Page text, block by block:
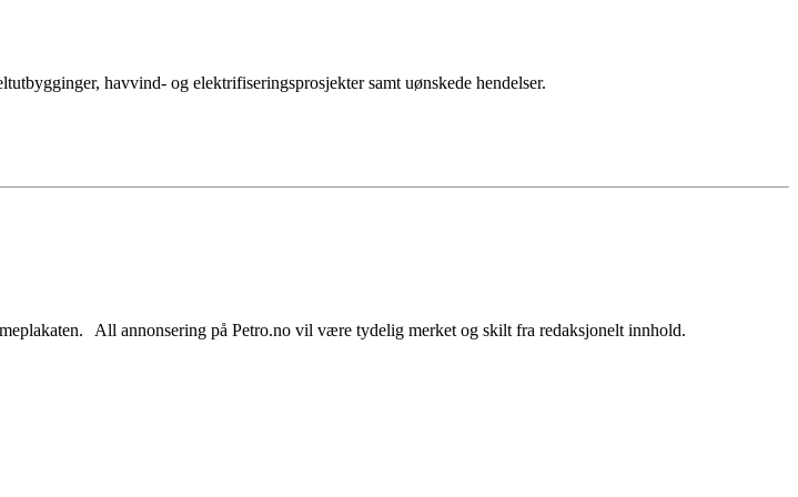
havvind- og elektrifiseringsprosjekter samt uønskede hendelser.
All annonsering på Petro.no vil være tydelig merket og skilt fra redaksjonelt innhold.